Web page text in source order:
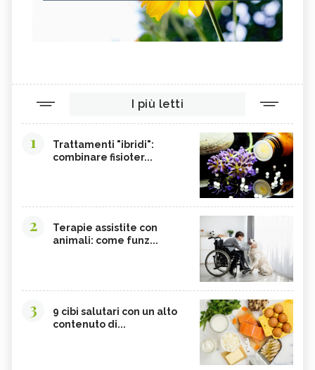
I più letti
1
Trattamenti "ibridi":
combinare fisioter...
2
Terapie assistite con
animali: come funz...
3
9 cibi salutari con un alto
contenuto di...